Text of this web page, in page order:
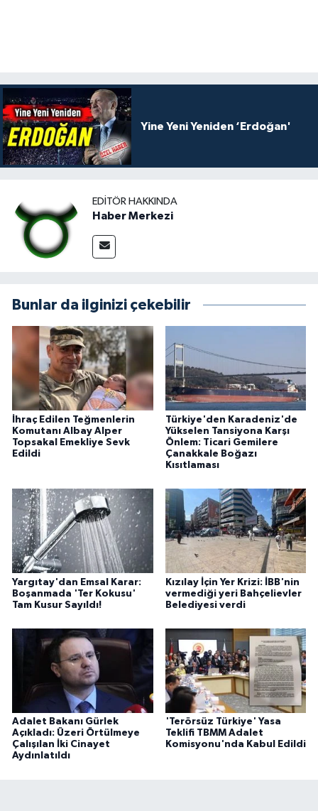
Yine Yeni Yeniden ‘Erdoğan'
EDITÖR HAKKINDA
Haber Merkezi
Bunlar da ilginizi çekebilir
İhraç Edilen Teğmenlerin
Komutanı Albay Alper
Topsakal Emekliye Sevk
Edildi
Türkiye'den Karadeniz'de
Yükselen Tansiyona Karşı
Önlem: Ticari Gemilere
Çanakkale Boğazı
Kısıtlaması
Yargıtay'dan Emsal Karar:
Boşanmada 'Ter Kokusu'
Tam Kusur Sayıldı!
Kızılay İçin Yer Krizi: İBB'nin
vermediği yeri Bahçelievler
Belediyesi verdi
Adalet Bakanı Gürlek
Açıkladı: Üzeri Örtülmeye
Çalışılan İki Cinayet
Aydınlatıldı
'Terörsüz Türkiye' Yasa
Teklifi TBMM Adalet
Komisyonu'nda Kabul Edildi